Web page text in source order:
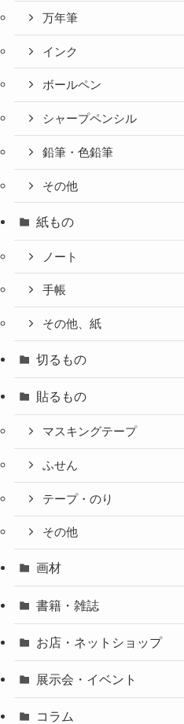
万年筆
インク
ボールペン
シャープペンシル
鉛筆・色鉛筆
その他
紙もの
ノート
手帳
その他、紙
切るもの
貼るもの
マスキングテープ
ふせん
テープ・のり
その他
画材
書籍・雑誌
お店・ネットショップ
展示会・イベント
コラム